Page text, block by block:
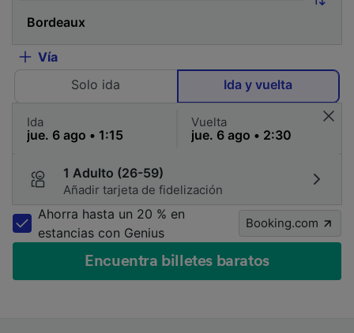
Vía
Solo ida
Ida y vuelta
Ida Vuelta
1 Adulto (26-59)
Añadir tarjeta de fidelización
Ahorra hasta un 20 % en
estancias con Genius
Booking.com
Encuentra billetes baratos